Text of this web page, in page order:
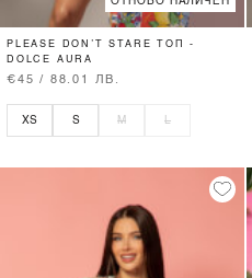
PLEASE DON’T STARE ТОП -
DOLCE AURA
€45 / 88.01 ЛВ.
XS S M L